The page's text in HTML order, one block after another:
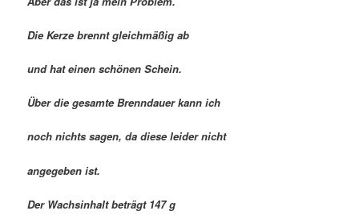
Die Kerze brennt gleichmäßig ab
und hat einen schönen Schein.
Über die gesamte Brenndauer kann ich
noch nichts sagen, da diese leider nicht
angegeben ist.
Der Wachsinhalt beträgt 147 g